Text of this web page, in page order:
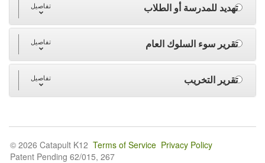
تهديد للمدرسة أو الطلاب تفاصيل
تقرير سوء السلوك العام تفاصيل
تقرير التخريب تفاصيل
© 2026 Catapult K12 Terms of Service Privacy Policy
Patent Pending 62/015, 267